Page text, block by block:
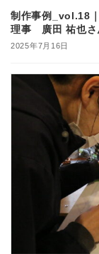
制作事例_vol.18
理事 廣田 祐也さ
2025年7月16日